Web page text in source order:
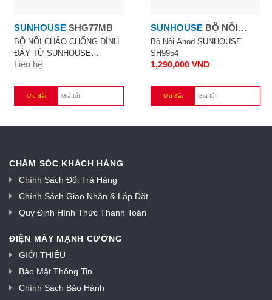
SUNHOUSE SHG77MB
BỘ NỒI CHẢO CHỐNG DÍNH
ĐÁY TỪ SUNHOUSE
SHG77MB
Liên hệ
Ưu đãi Giá tốt
SUNHOUSE BỘ NỒI
ANOD SUNHOUSE
Bộ Nồi Anod SUNHOUSE
SH9954
1,290,000 VND
Ưu đãi Giá tốt
CHĂM SÓC KHÁCH HÀNG
Chính Sách Đổi Trả Hàng
Chính Sách Giao Nhận & Lắp Đặt
Quy Định Hình Thức Thanh Toán
ĐIỆN MÁY MẠNH CƯỜNG
GIỚI THIỆU
Bảo Mật Thông Tin
Chính Sách Bảo Hành